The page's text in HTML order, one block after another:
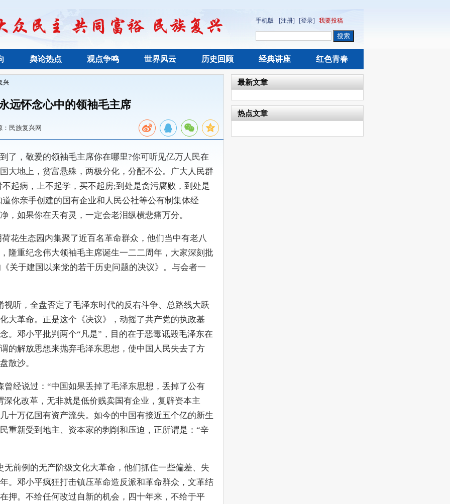
手机版 [注册] [登录] 我要投稿
舆论热点 观点争鸣 世界风云 历史回顾 经典讲座 红色青春
兴
远怀念心中的领袖毛主席
：民族复兴网
，敬爱的领袖毛主席你在哪里?你可听见亿万人民在
大地上，贫富悬殊，两极分化，分配不公。广大人民群
起病，上不起学，买不起房;到处是贪污腐败，到处是
你亲手创建的国有企业和人民公社等公有制集体经
，如果你在天有灵，一定会老泪纵横悲痛万分。
生态园内集聚了近百名革命群众，他们当中有老八
隆重纪念伟大领袖毛主席诞生一二二周年，大家深刻批
关于建国以来党的若干历史问题的决议》。与会者一
，全盘否定了毛泽东时代的反右斗争、总路线大跃
大革命。正是这个《决议》，动摇了共产党的执政基
。邓小平批判两个“凡是”，目的在于恶毒诋毁毛泽东在
的解放思想来抛弃毛泽东思想，使中国人民失去了方
散沙。
说过：“中国如果丢掉了毛泽东思想，丢掉了公有
化改革，无非就是低价贱卖国有企业，复辟资本主
十万亿国有资产流失。如今的中国有接近五个亿的新生
重新受到地主、资本家的剥削和压迫，正所谓是：“辛
例的无产阶级文化大革命，他们抓住一些偏差、失
。邓小平疯狂打击镇压革命造反派和革命群众，文革结
押。不给任何改过自新的机会，四十年来，不给于平
最新文章
热点文章